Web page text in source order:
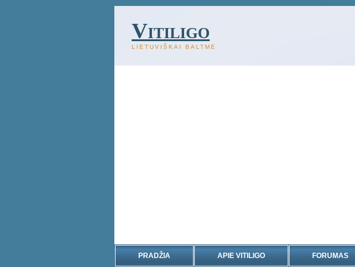
Vitiligo
LIETUVIŠKAI BALTMĖ
PRADŽIA APIE VITILIGO FORUMAS